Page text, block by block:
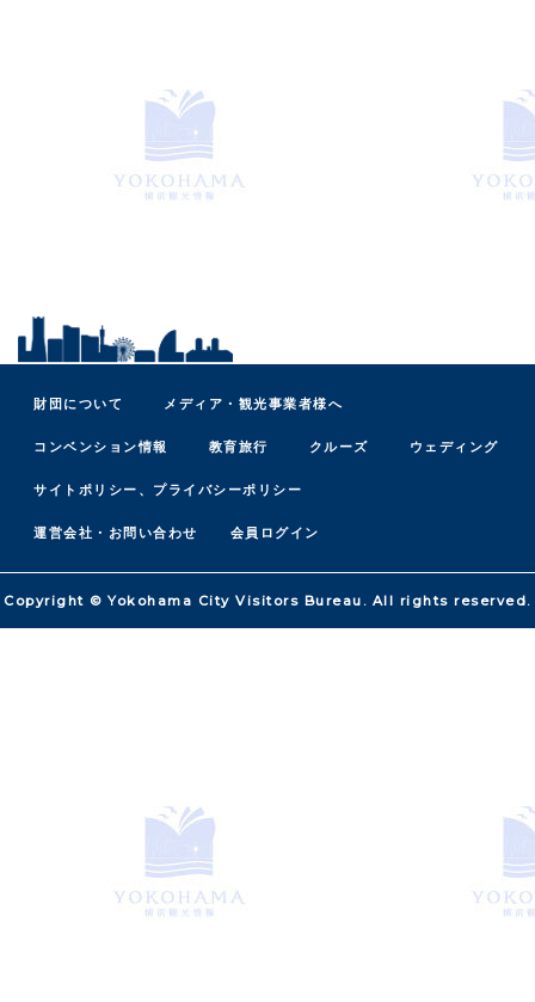
財団について メディア・観光事業者様へ
コンベンション情報 教育旅行 クルーズ ウェディング
サイトポリシー、プライバシーポリシー
運営会社・お問い合わせ 会員ログイン
Copyright © Yokohama City Visitors Bureau. All rights reserved.